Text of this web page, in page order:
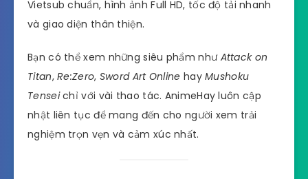
Vietsub chuẩn, hình ảnh Full HD, tốc độ tải nhanh
và giao diện thân thiện.
Bạn có thể xem những siêu phẩm như Attack on
Titan,Re:Zero, Sword Art Online hayMushoku
Tenseichỉ với vài thao tác. AnimeHay luôn cập
nhật liên tục để mang đến cho người xem trải
nghiệm trọn vẹn và cảm xúc nhất.